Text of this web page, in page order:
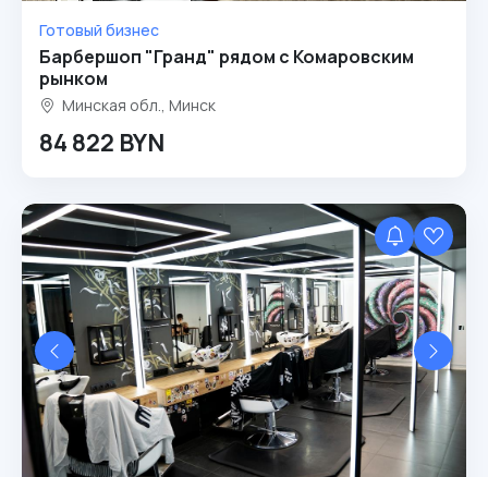
Готовый бизнес
Барбершоп "Гранд" рядом с Комаровским
рынком
Минская обл., Минск
84 822 BYN